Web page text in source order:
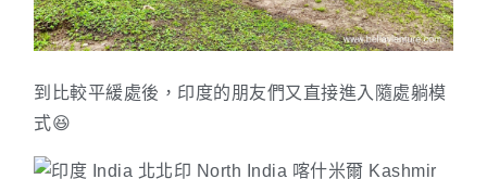
到比較平緩處後，印度的朋友們又直接進入隨處躺模
式😆